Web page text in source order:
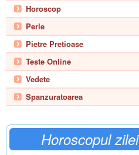
Horoscop
Perle
Pietre Pretioase
Teste Online
Vedete
Spanzuratoarea
Horoscopul zilei